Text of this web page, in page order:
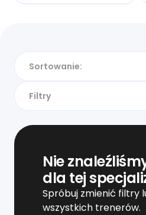
Sortowanie:
Filtry
Nie
dla tej
Spróbuj zmienić filtry
wszystkich trenerów.